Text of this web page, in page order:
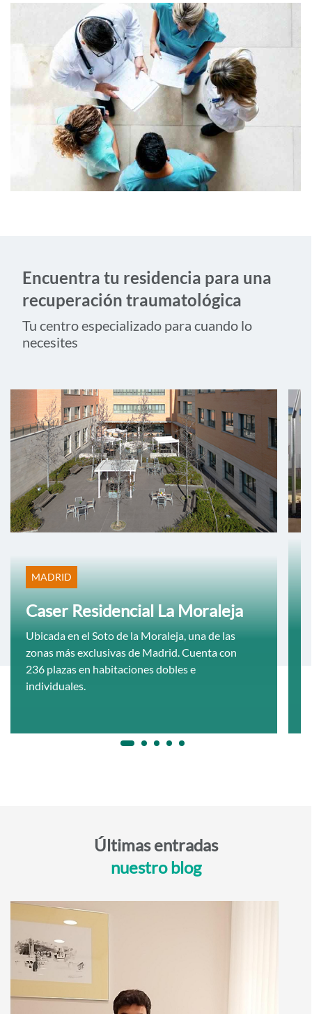
Encuentra tu residencia para una
recuperación traumatológica
Tu centro especializado para cuando lo
necesites
MADRID
Caser Residencial La Moraleja
Ubicada en el Soto de la Moraleja, una de las
zonas más exclusivas de Madrid. Cuenta con
236 plazas en habitaciones dobles e
individuales.
Últimas entradas
nuestro blog